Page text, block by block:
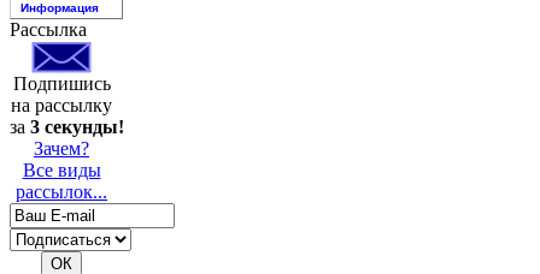
Информация
Рассылка
Подпишись
на рассылку
за 3 секунды!
Зачем?
Все виды
рассылок...